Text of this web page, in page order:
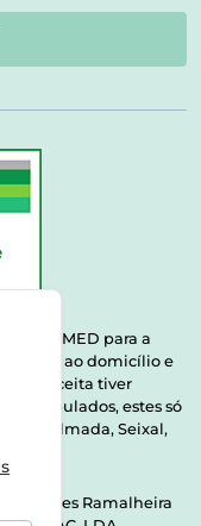
INFARMED para a
saúde ao domicílio e
sua receita tiver
Manipulados, estes só
Almada, Seixal,
Ramalheira